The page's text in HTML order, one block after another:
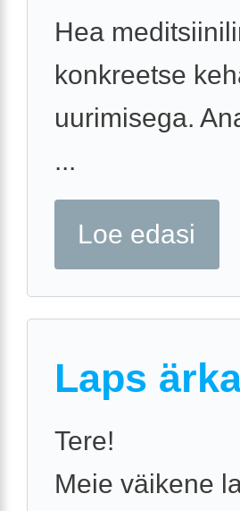
Hea
konkreetse
uurimisega.
...
Loe edasi
Laps
Tere!
Meie väikene